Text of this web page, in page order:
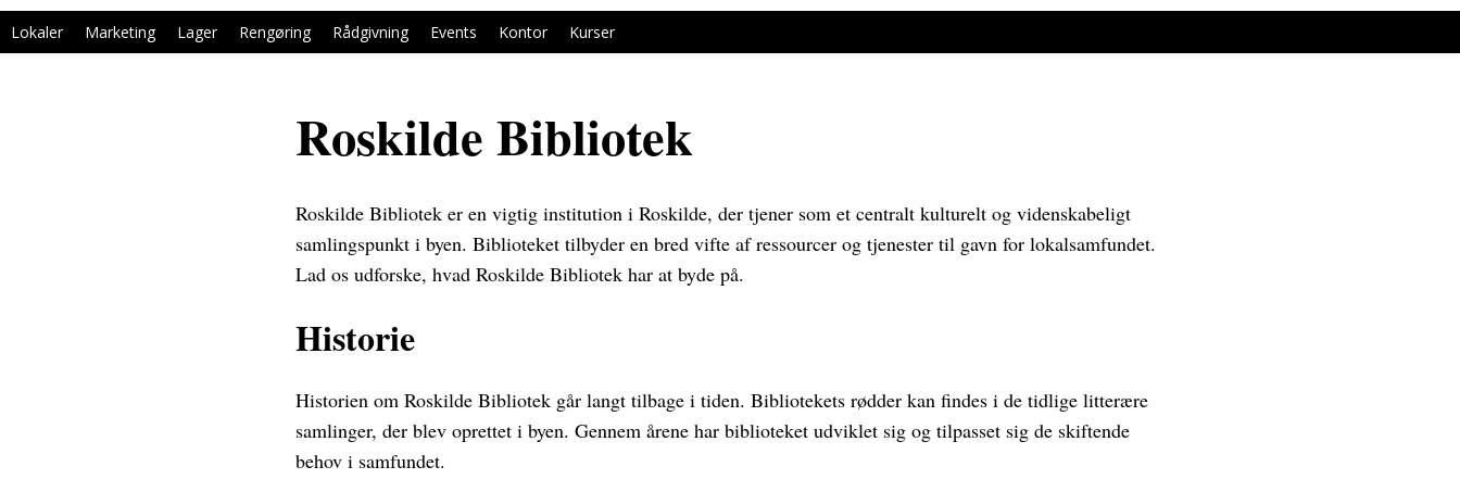
Lokaler Marketing Lager Rengøring Rådgivning Events Kontor Kurser
Roskilde Bibliotek
Roskilde Bibliotek er en vigtig institution i Roskilde, der tjener som et centralt kulturelt og videnskabeligt
samlingspunkt i byen. Biblioteket tilbyder en bred vifte af ressourcer og tjenester til gavn for lokalsamfundet.
Lad os udforske, hvad Roskilde Bibliotek har at byde på.
Historie
Historien om Roskilde Bibliotek går langt tilbage i tiden. Bibliotekets rødder kan findes i de tidlige litterære
samlinger, der blev oprettet i byen. Gennem årene har biblioteket udviklet sig og tilpasset sig de skiftende
behov i samfundet.